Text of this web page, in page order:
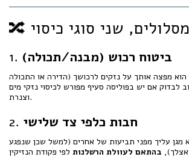
מסלולים, שני סוגי כיסוי
1. ביטוח רכוש (מבנה/תכולה)
מפצה אותך על נזקים לרכושך (הדירה או התכולה
לבדוק אם יש בפוליסה סעיף מפורש לכיסוי נזקי מים
וצנרת.
2. חבות כלפי צד שלישי
מגן עליך מפני תביעות של אחרים (למשל שכן שנפגע
בהתאם לעוולת הרשלנות